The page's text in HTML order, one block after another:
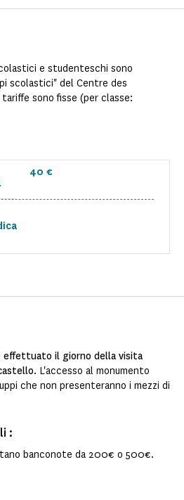
e studenteschi sono
scolastici" del Centre des
sono fisse (per classe:
40 €
effettuato il giorno della visita
. L'accesso al monumento
che non presenteranno i mezzi di
:
banconote da 200€ o 500€.